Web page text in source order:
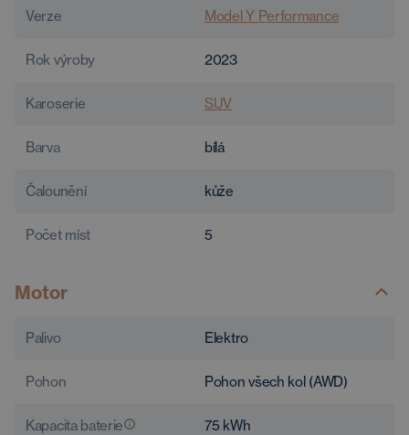
Verze Model Y Performance
Rok výroby 2023
Karoserie SUV
Barva bílá
Čalounění kůže
Počet míst 5
Motor
Palivo Elektro
Pohon Pohon všech kol (AWD)
Kapacita baterie 75 kWh